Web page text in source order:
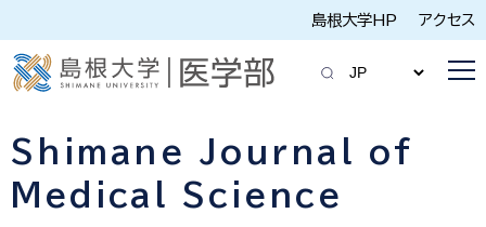
島根大学HP アクセス
Shimane Journal of
Medical Science